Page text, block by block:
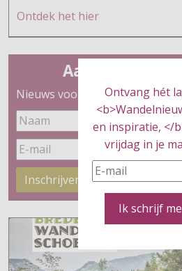
Ontvang hét
en inspiratie, </
vrijdag in je
Ik schrijf
Ontdek het hier
Aanmelden
Nieuws voor wandelaars
Inschrijven